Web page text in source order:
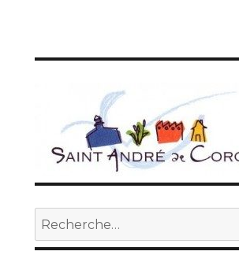
Recherche
pour :